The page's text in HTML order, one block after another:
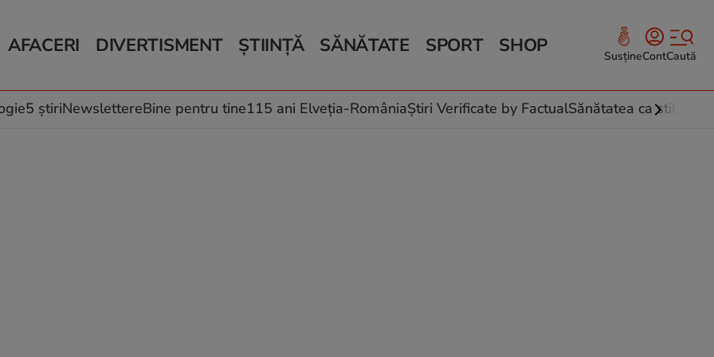
AFACERI
Auto
Locuri de muncă
DIVERTISMENT
Horoscop
Muzică și Filme
ȘTIINȚĂ
Schimbări climatice
SĂNĂTATE
Relații
Rețete culinare
SPORT SHOP SusțineContCaută
5 știriNewslettereBine pentru tine115 ani Elveția-RomâniaȘtiri Verificate by FactualSănătatea ca stil de